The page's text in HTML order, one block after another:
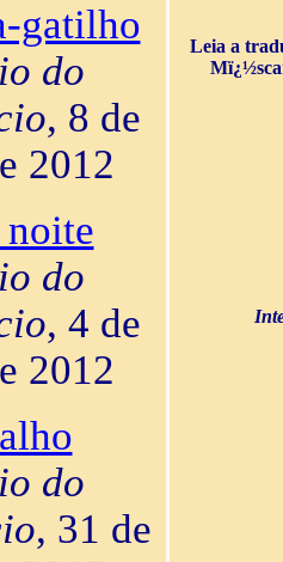
gatilho
do
, 8 de
2012
do
, 4 de
2012
do
, 31 de
Leia a